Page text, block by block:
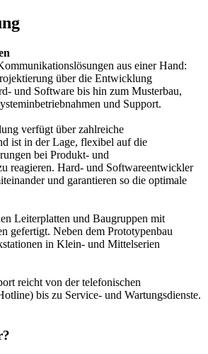
aus einer Hand:
über die Entwicklung
und Software bis hin zum Musterbau,
und Support.
verfügt über zahlreiche
ist in der Lage, flexibel auf die
bei Produkt- und
reagieren. Hard- und Softwareentwickler
und garantieren so die optimale
Leiterplatten und Baugruppen mit
gefertigt. Neben dem Prototypenbau
in Klein- und Mittelserien
reicht von der telefonischen
bis zu Service- und Wartungsdienste.